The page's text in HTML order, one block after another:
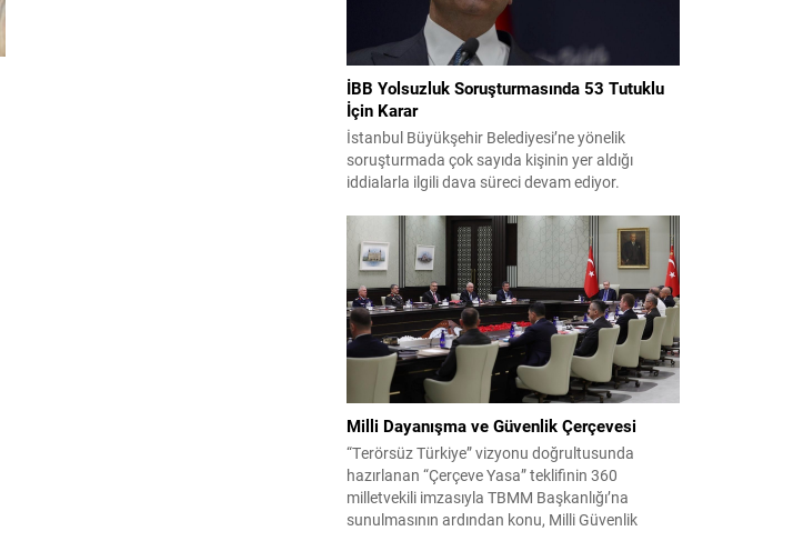
İBB Yolsuzluk Soruşturmasında 53 Tutuklu
İçin Karar
İstanbul Büyükşehir Belediyesi’ne yönelik
soruşturmada çok sayıda kişinin yer aldığı
iddialarla ilgili dava süreci devam ediyor.
sanıkların tutukluluk hallerini ayrı ayrı
değerlendirdi. İnceleme sonucunda, aralarında
Ekrem İmamoğlu’nun da bulunduğu 53 tutuklu
hakkında tutukluluk hallerinin sürdürülmesine
karar verildi. İddialar ve değerlendirilen talepler
Soruşturma kapsamında sanıklara yöneltilen...
Milli Dayanışma ve Güvenlik Çerçevesi
“Terörsüz Türkiye” vizyonu doğrultusunda
hazırlanan “Çerçeve Yasa” teklifinin 360
milletvekili imzasıyla TBMM Başkanlığı’na
sunulmasının ardından konu, Milli Güvenlik